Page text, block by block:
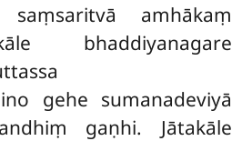
amhākaṃ
bhaddiyanagare
gehe sumanadeviyā
gaṇhi. Jātakāle